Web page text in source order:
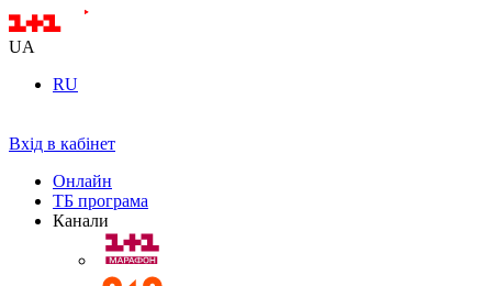
UA
RU
Вхід в кабінет
Онлайн
ТБ програма
Канали